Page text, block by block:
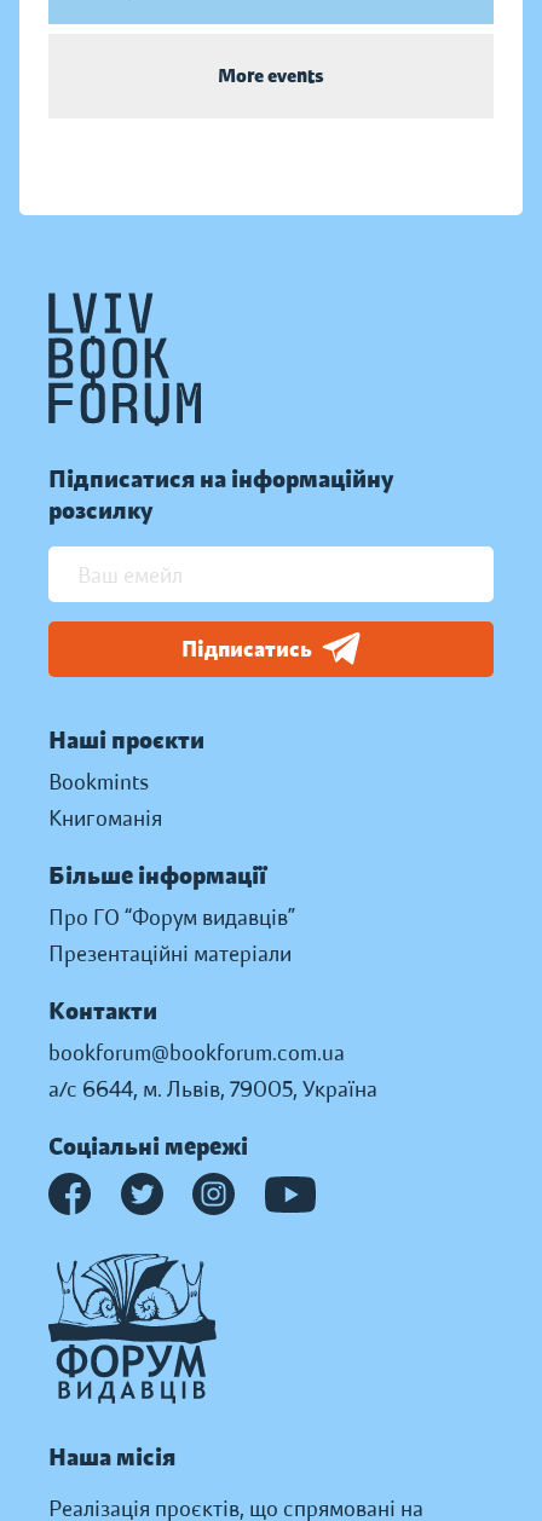
More events
Підписатися на інформаційну
розсилку
Підписатись
Наші проєкти
Bookmints
Книгоманія
Більше інформації
Про ГО “Форум видавців”
Презентаційні матеріали
Контакти
bookforum@bookforum.com.ua
а/с 6644, м. Львів, 79005, Україна
Соціальні мережі
Наша місія
Реалізація проєктів, що спрямовані на